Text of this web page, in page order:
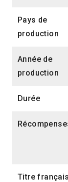
Pays de
production
Année de
production
Durée
Titre français